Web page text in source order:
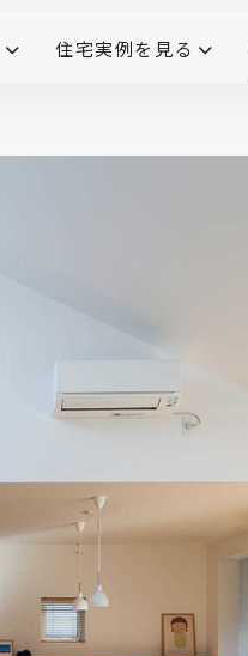
住宅実例を見る